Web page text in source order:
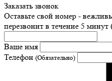
Заказать звонок
Оставьте свой номер -
перезвонит в течение 5 минут
Ваше имя
Телефон (Обязательно)